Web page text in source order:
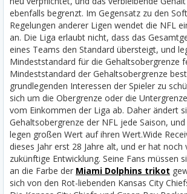
ebenfalls begrenzt. Im Gegensatz zu den
Regelungen anderer Ligen wendet die NFL
an. Die Liga erlaubt nicht, dass das
eines Teams den Standard übersteigt, und
Mindeststandard für die Gehaltsobergrenze
Mindeststandard der Gehaltsobergrenze
grundlegenden Interessen der Spieler zu
sich um die Obergrenze oder die
vom Einkommen der Liga ab. Daher ändert
Gehaltsobergrenze der NFL jede Saison,
legen großen Wert auf ihren Wert.Wide
dieses Jahr erst 28 Jahre alt, und er hat noch
zukünftige Entwicklung. Seine Fans müssen
an die Farbe der Miami Dolphins trikot
sich von den Rot-liebenden Kansas City